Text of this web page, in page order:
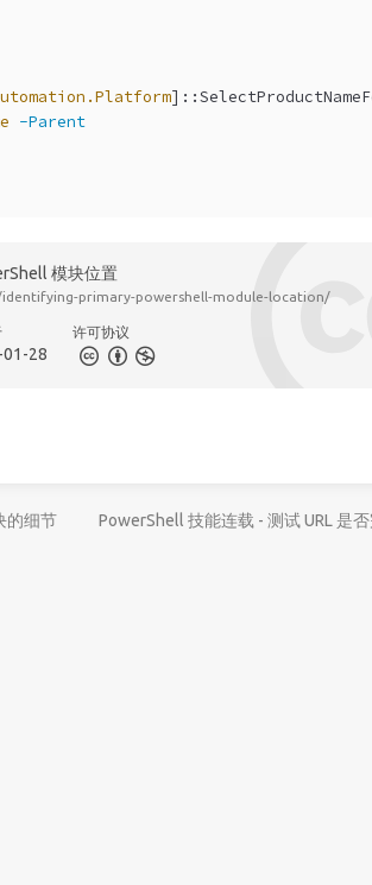
-Parent
模块位置
primary-powershell-module-location/
28
许可协议
的细节 PowerShell 技能连载 - 测试 URL 是